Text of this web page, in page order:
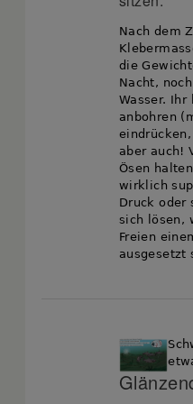
Nach dem
die
Nacht,
Wasser.
anbohren
aber auch!
Ösen
wirklich
Druck oder
sich lösen,
Freien
ausgesetzt